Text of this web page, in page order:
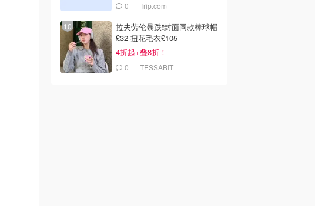
0 Trip.com
拉夫劳伦暴跌❗️封面同款棒球帽
£32 扭花毛衣£105
4折起+叠8折！
0 TESSABIT